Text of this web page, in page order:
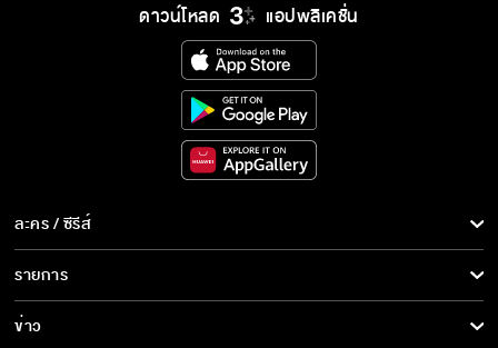
ที่นี่ไม่ใช่บ้านของคุณที่จะทำอะไรก็ได้
ถ้าคนอื่นมาเห็น จะไม่โดนหาว่าโดนสวมเขาเหรอ
ดาวน์โหลด แอปพลิเคชั่น
ละคร / ซีรีส์
ละคร/ซีรีส์
ซีรีส์นานาชาติ
รายการ
รายการทั้งหมด
ข่าว